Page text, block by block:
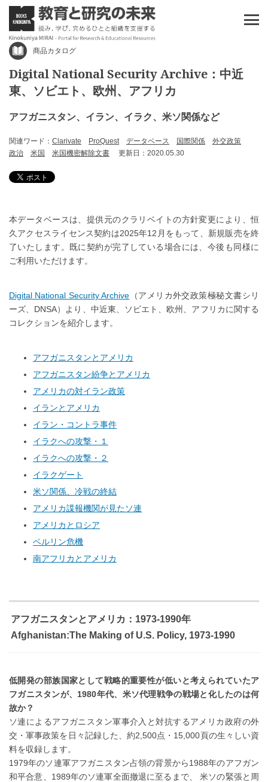
商品カタログ
Digital National Security Archive：中近
東、ソビエト、欧州、アフリカ
アフガニスタン、イラン、イラク、米ソ関係など
関連ワード： Clarivate ProQuest データベース 国際関係
外交政策
政治
米国 米国機密解除文書 更新日：2020.05.30
本データベースは、提供元のクラリベイトの方針変更により、恒
久アクセスライセンス契約は2025年12月をもって、新規販売を終
了いたします。既に契約が完了している場合には、今後も同様に
ご利用いただけます。
Digital National Security Archive （アメリカ外交政策極秘文書シリ
ーズ、DNSA）より、中近東、ソビエト、欧州、アフリカに関する
コレクションを紹介します。
アフガニスタンとアメリカ
アフガニスタン紛争とアメリカ
アメリカの対イラン政策
イランとアメリカ
イラン・コントラ事件
イラクへの攻撃・１
イラクへの攻撃・２
イラクゲート
米ソ関係、冷戦の終結
アメリカ諜報機関が見たソ連
アメリカとロシア
ベルリン危機
南アフリカとアメリカ
アフガニスタンとアメリカ：1973-1990年
Afghanistan:The Making of U.S. Policy, 1973-1990
低開発の部族国家として戦略的重要性が低いと考えられていたア
フガニスタンが、1980年代、米ソ代理戦争の戦場と化したのは何
故か？
ソ連によるアフガニスタン軍事介入と対抗するアメリカ政府の外
交・軍事政策を日々記録した、約2,500点・15,000頁の生々しい資
料を収録します。
1979年のソ連軍アフガニスタン占領の背景から1988年のアフガン
和平合意、1989年のソ連軍全面撤退に至るまで、 米ソの緊張と周